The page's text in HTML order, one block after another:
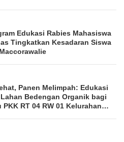
Edukasi Rabies Mahasiswa
Tingkatkan Kesadaran Siswa
Panen Melimpah: Edukasi
Bedengan Organik bagi
PKK RT 04 RW 01 Kelurahan